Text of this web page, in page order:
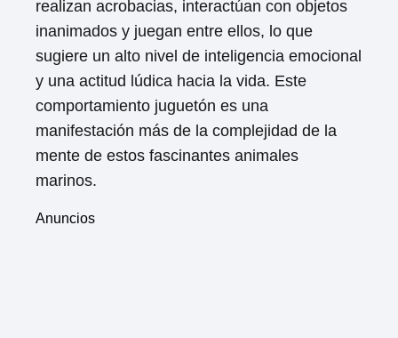
realizan acrobacias, interactúan con objetos
inanimados y juegan entre ellos, lo que
sugiere un alto nivel de inteligencia emocional
y una actitud lúdica hacia la vida. Este
comportamiento juguetón es una
manifestación más de la complejidad de la
mente de estos fascinantes animales
marinos.
Anuncios